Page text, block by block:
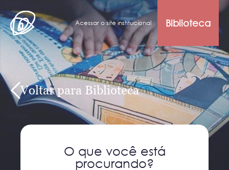
Acessar o site institucional Biblioteca
Voltar para Biblioteca
O que você está
procurando?